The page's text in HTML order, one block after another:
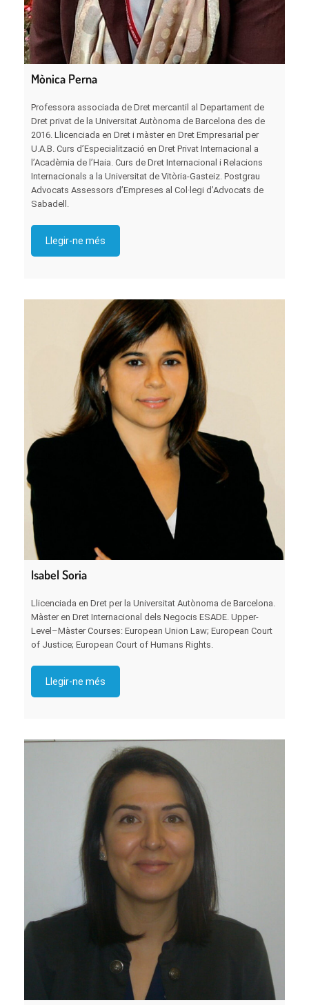
Mònica Perna
Professora associada de Dret mercantil al Departament de
Dret privat de la Universitat Autònoma de Barcelona des de
2016. Llicenciada en Dret i màster en Dret Empresarial per
U.A.B. Curs d’Especialització en Dret Privat Internacional a
l’Acadèmia de l’Haia. Curs de Dret Internacional i Relacions
Internacionals a la Universitat de Vitòria-Gasteiz. Postgrau
Advocats Assessors d’Empreses al Col·legi d’Advocats de
Sabadell.
Llegir-ne més
Isabel Soria
Llicenciada en Dret per la Universitat Autònoma de Barcelona.
Màster en Dret Internacional dels Negocis ESADE. Upper-
Level–Màster Courses: European Union Law; European Court
of Justice; European Court of Humans Rights.
Llegir-ne més